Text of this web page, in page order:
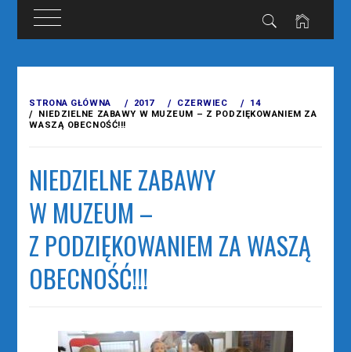
treści
STRONA GŁÓWNA 2017 CZERWIEC
14
NIEDZIELNE ZABAWY W MUZEUM – Z PODZIĘKOWANIEM ZA
WASZĄ OBECNOŚĆ!!!
NIEDZIELNE ZABAWY
W MUZEUM –
Z PODZIĘKOWANIEM ZA WASZĄ
OBECNOŚĆ!!!